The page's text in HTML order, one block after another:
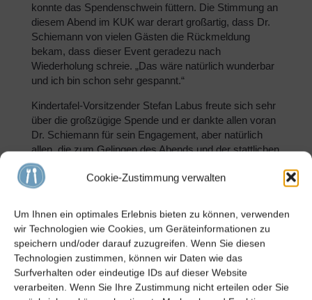
Cookie-Zustimmung verwalten
Um Ihnen ein optimales Erlebnis bieten zu können, verwenden
wir Technologien wie Cookies, um Geräteinformationen zu
speichern und/oder darauf zuzugreifen. Wenn Sie diesen
Technologien zustimmen, können wir Daten wie das
Surfverhalten oder eindeutige IDs auf dieser Website
verarbeiten. Wenn Sie Ihre Zustimmung nicht erteilen oder Sie
konnte das Spendenschwein füttern. Die Stimmung an
diesem Abend im KUK war derart großartig, dass Dr.
Schiemann von vielen Gästen die Rückmeldung
bekam, dass dieser Event geradezu nach
Wiederholung schreie. „Das wäre natürlich wunderbar
und ich bin schon sehr gespannt.“
Kindertafel-Vorsitzender Stefan Labus freute sich sehr
über die großzügige Spende und er dankte allen voran
Dr. Schiemann für sein Engagement, aber natürlich
allen, die zum Gelingen des Abends und der stattlichen
Spendensumme beigetragen hätten. „Die Kindertafel
finanziert sich ausschließlich über Spenden, daher ist
Menschen, die nicht auf der Sonnenseite des Lebens
zu stehen, zu helfen.“ Es sei wunderbar, mit welch
tollen Ideen Menschen sich einsetzten, damit es
anderen etwas besser gehe.
Labus erläuterte abschließend die unterschiedlichen
Projekte der Schweinfurter Kindertafel, zu denen nicht